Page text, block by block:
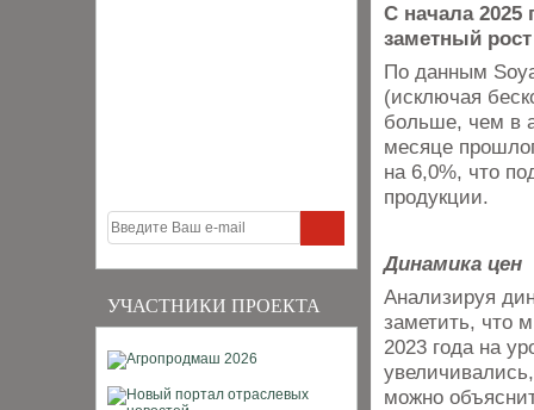
УЧАСТНИКИ ПРОЕКТА
С начала 2025
заметный
По данным
(исключая
больше, чем в
месяце
на 6,0%, что
продукции.
Динамика цен
Анализируя
заметить, что
2023 года на
можно